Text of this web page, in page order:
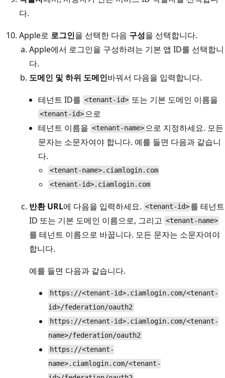
다.
Apple로 로그인을 선택한 다음 구성을 선택합니다.
Apple에서 로그인을 구성하려는 기본 앱 ID를 선택합니
다.
도메인 및 하위 도메인바꿔서 다음을 입력합니다.
테넌트 ID를 <tenant-id> 또는 기본 도메인 이름을
<tenant-id> 으로
테넌트 이름을 <tenant-name> 으로 지정하세요. 모든
문자는 소문자여야 합니다. 예를 들면 다음과 같습니
다.
<tenant-name>.ciamlogin.com
<tenant-id>.ciamlogin.com
반환 URL에 다음을 입력하세요. <tenant-id> 를 테넌트
ID 또는 기본 도메인 이름으로, 그리고 <tenant-name>
를 테넌트 이름으로 바꿉니다. 모든 문자는 소문자여야
합니다.
예를 들면 다음과 같습니다.
https://<tenant-id>.ciamlogin.com/<tenant-
id>/federation/oauth2
https://<tenant-id>.ciamlogin.com/<tenant-
name>/federation/oauth2
https://<tenant-
name>.ciamlogin.com/<tenant-